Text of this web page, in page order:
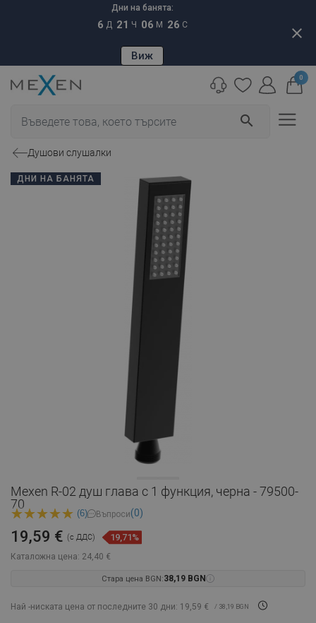
Дни на банята:
6 Д 21 Ч 06 М 25 С
Виж
close
search
0
Душови слушалки
ДНИ НА БАНЯТА
Mexen R-02 душ глава с 1 функция, черна - 79500-
70
(6) Въпроси(0)
Каталожна цена: 24,40 €
19,59 € (с ДДС) 19,71%
Стара цена BGN:38,19 BGN
Най -ниската цена от последните 30 дни: 19,59 € / 38,19 BGN